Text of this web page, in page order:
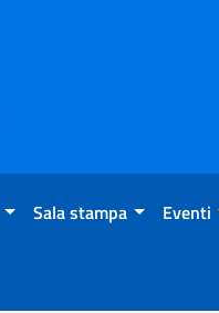
Sala stampa Eventi